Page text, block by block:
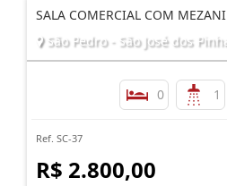
SALA COMERCIAL COM
São Pedro - São José dos
0 1
Ref. SC-37
R$ 2.800,00